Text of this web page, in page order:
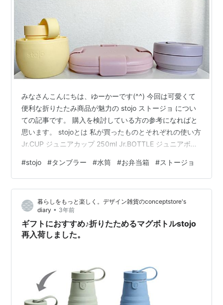
みなさんこんにちは、ゆーかーです(^^) 今回は可愛くて
便利な折りたたみ商品が魅力の stojo ストージョ につい
ての記事です。 購入を検討している方の参考になればと
思います。 stojoとは 私が買ったものとそれぞれの使い方
Jr.CUP ジュニアカップ 250ml Jr.BOTTLE ジュニアボト
ヨーク発のブランドです。 創設者がニューヨークに引っ
越した際に大量に捨てられているコーヒーカップのゴミ
を見て、自分の子供たちに誇れる何かがしたい！という
ことでコンパクトに折り畳めて何度も利用できるコーヒ
ーカップを思いつ…
#stojo #タンブラー #水筒 #お弁当箱 #ストージョ
暮らしをもっと楽しく。デザイン雑貨のconceptstore's
diary • 3年前
ギフトにおすすめ♪折りたためるマグボトルstojo
再入荷しました。